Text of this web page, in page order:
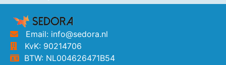
Email: info@sedora.nl
KvK: 90214706
BTW: NL004626471B54